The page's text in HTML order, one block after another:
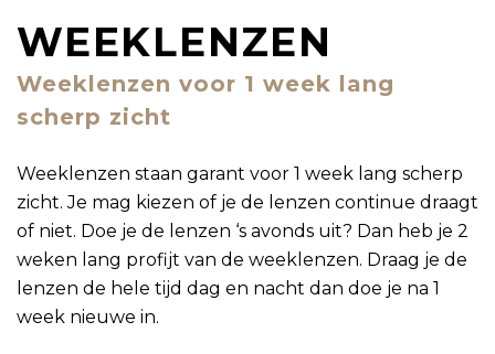
WEEKLENZEN
Weeklenzen voor 1 week lang
scherp zicht
Weeklenzen staan garant voor 1 week lang scherp
zicht. Je mag kiezen of je de lenzen continue draagt
of niet. Doe je de lenzen ‘s avonds uit? Dan heb je 2
weken lang profijt van de weeklenzen. Draag je de
lenzen de hele tijd dag en nacht dan doe je na 1
week nieuwe in.